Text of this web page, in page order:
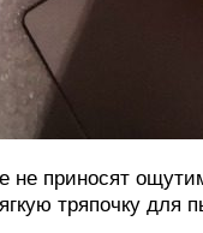
приносят
тряпочку для